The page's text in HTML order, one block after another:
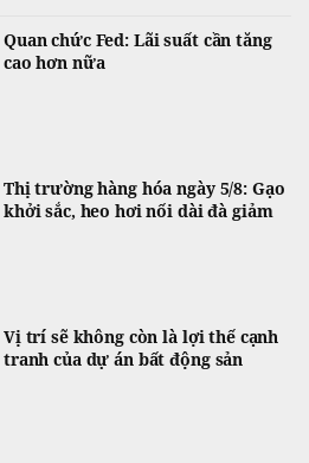
Quan chức Fed: Lãi suất cần tăng
cao hơn nữa
Thị trường hàng hóa ngày 5/8: Gạo
khởi sắc, heo hơi nối dài đà giảm
Vị trí sẽ không còn là lợi thế cạnh
tranh của dự án bất động sản